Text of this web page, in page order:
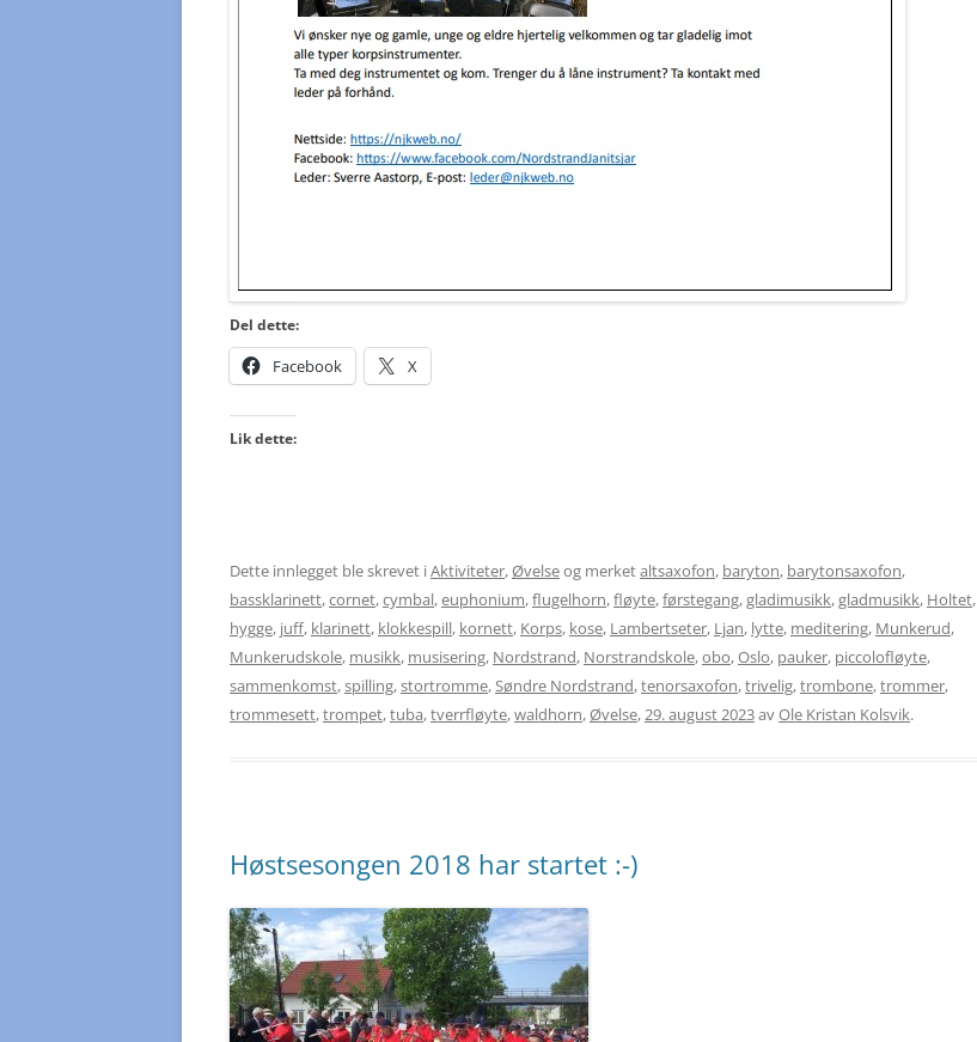
Del dette:
Facebook X
Lik dette:
Dette innlegget ble skrevet iAktiviteter,Øvelseog merketaltsaxofon, baryton, barytonsaxofon,
bassklarinett,cornet,cymbal,euphonium,flugelhorn,fløyte,førstegang,gladimusikk,gladmusikk, Holtet,
hygge, juff, klarinett, klokkespill, kornett, Korps, kose, Lambertseter, Ljan, lytte, meditering, Munkerud,
Munkerudskole, musikk, musisering, Nordstrand, Norstrandskole,obo,Oslo, pauker, piccolofløyte,
sammenkomst,spilling,stortromme,Søndre Nordstrand,tenorsaxofon,trivelig,trombone,trommer,
trommesett,trompet,tuba,tverrfløyte,waldhorn,Øvelse,29. august 2023avOle Kristan Kolsvik.
Høstsesongen 2018 har startet :-)